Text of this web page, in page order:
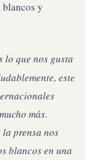
y
lo que nos gusta
este
más.
prensa nos
blancos en una